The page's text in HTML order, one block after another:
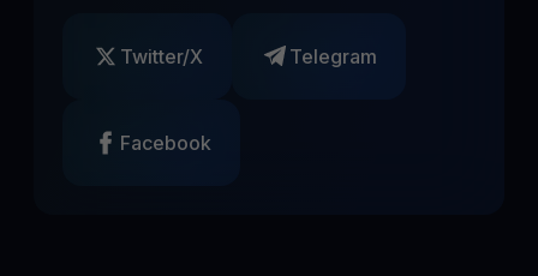
Twitter/X Telegram
Facebook